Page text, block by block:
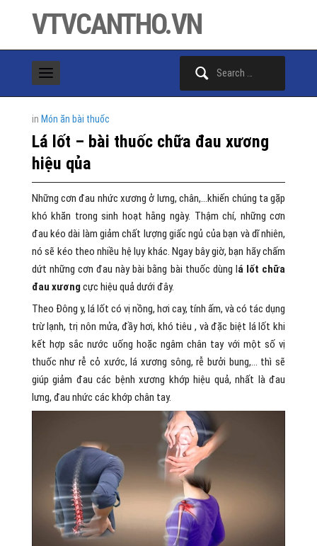
VTVCANTHO.VN
in Món ăn bài thuốc
Lá lốt – bài thuốc chữa đau xương
hiệu qủa
Những cơn đau nhức xương ở lưng, chân,…khiến chúng ta gặp
khó khăn trong sinh hoạt hằng ngày. Thậm chí, những cơn
đau kéo dài làm giảm chất lượng giấc ngủ của bạn và dĩ nhiên,
nó sẽ kéo theo nhiều hệ lụy khác. Ngay bây giờ, bạn hãy chấm
dứt những cơn đau này bài bằng bài thuốc dùng lá lốt chữa
đau xương cực hiệu quả dưới đây.
Theo Đông y, lá lốt có vị nồng, hơi cay, tính ấm, và có tác dụng
trừ lạnh, trị nôn mửa, đầy hơi, khó tiêu , và đặc biệt lá lốt khi
kết hợp sắc nước uống hoặc ngâm chân tay với một số vị
thuốc như rễ cỏ xước, lá xương sông, rễ bưởi bung,… thì sẽ
giúp giảm đau các bệnh xương khớp hiệu quả, nhất là đau
lưng, đau nhức các khớp chân tay.